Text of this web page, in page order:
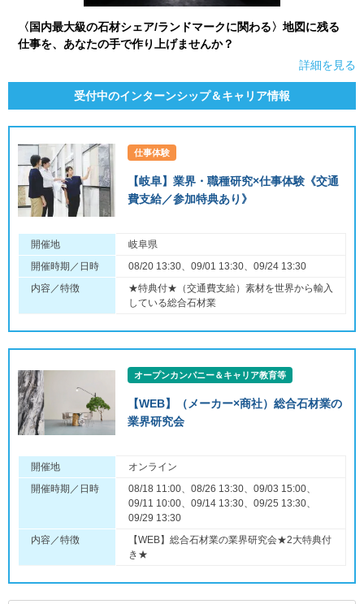
〈国内最大級の石材シェア/ランドマークに関わる〉地図に残る
仕事を、あなたの手で作り上げませんか？
詳細を見る
受付中のインターンシップ＆キャリア情報
仕事体験
【岐阜】業界・職種研究×仕事体験《交通
費支給／参加特典あり》
開催地
岐阜県
開催時期／日時
08/20 13:30、09/01 13:30、09/24 13:30
内容／特徴
★特典付★（交通費支給）素材を世界から輸入
している総合石材業
オープンカンパニー＆キャリア教育等
【WEB】（メーカー×商社）総合石材業の
業界研究会
開催地
オンライン
開催時期／日時
08/18 11:00、08/26 13:30、09/03 15:00、
09/11 10:00、09/14 13:30、09/25 13:30、
09/29 13:30
内容／特徴
【WEB】総合石材業の業界研究会★2大特典付
き★